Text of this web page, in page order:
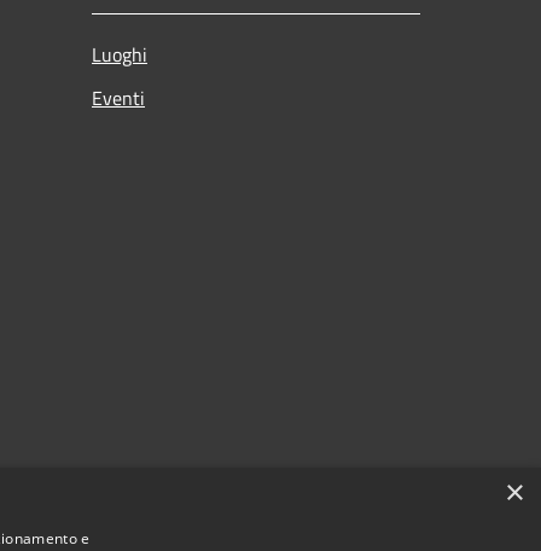
Luoghi
Eventi
×
e